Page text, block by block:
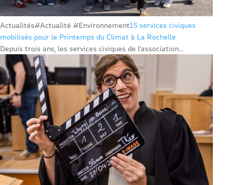
Actualités#Actualité #Environnement15 services civiques
mobilisés pour le Printemps du Climat à La Rochelle
Depuis trois ans, les services civiques de l’association...